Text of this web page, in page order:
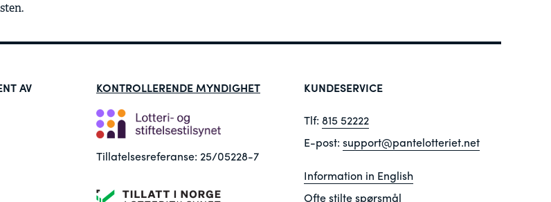
AV KONTROLLERENDE MYNDIGHET
Tillatelsesreferanse: 25/05228-7
KUNDESERVICE
Tlf: 815 52222
E-post: support@pantelotteriet.net
Information in English
Ofte stilte spørsmål